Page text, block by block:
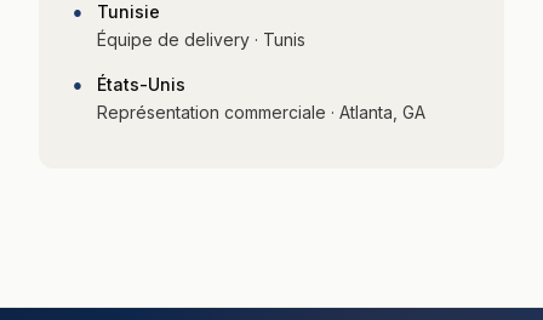
●
Tunisie
Équipe de delivery · Tunis
●
États-Unis
Représentation commerciale · Atlanta, GA